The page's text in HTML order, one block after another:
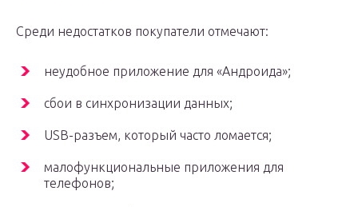
Среди недостатков покупатели отмечают:
неудобное приложение для «Андроида»;
сбои в синхронизации данных;
USB-разъем, который часто ломается;
малофункциональные приложения для
телефонов;